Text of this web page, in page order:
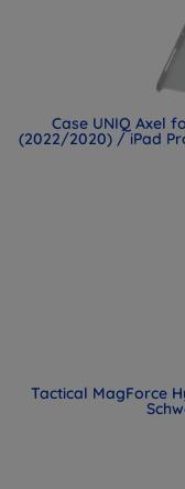
Case UNIQ Axel
(2022/2020) / iPad
Tactical MagForce